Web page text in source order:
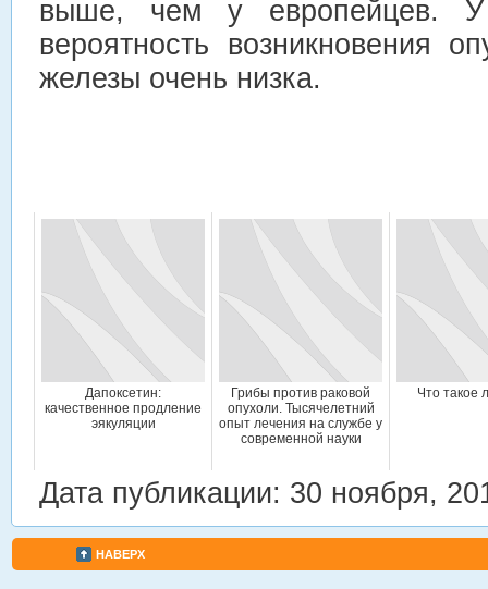
выше, чем у европейцев. У
вероятность возникновения
железы очень низка.
Дапоксетин:
качественное продление
эякуляции
Грибы против раковой
опухоли. Тысячелетний
опыт лечения на службе у
современной науки
Что такое
Дата публикации: 30 ноября,
НАВЕРХ